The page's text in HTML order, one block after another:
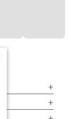
+
+